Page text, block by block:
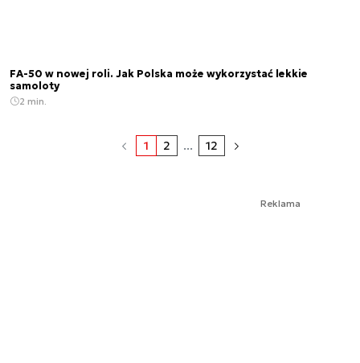
FA-50 w nowej roli. Jak Polska może wykorzystać lekkie
samoloty
2 min.
1 2 ... 12
Reklama